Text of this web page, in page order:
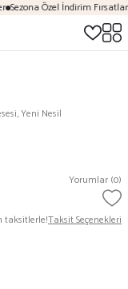
Sezona Özel İndirim Fırsatları
Yeni Nesil
Yorumlar (0)
taksitlerle!Taksit Seçenekleri